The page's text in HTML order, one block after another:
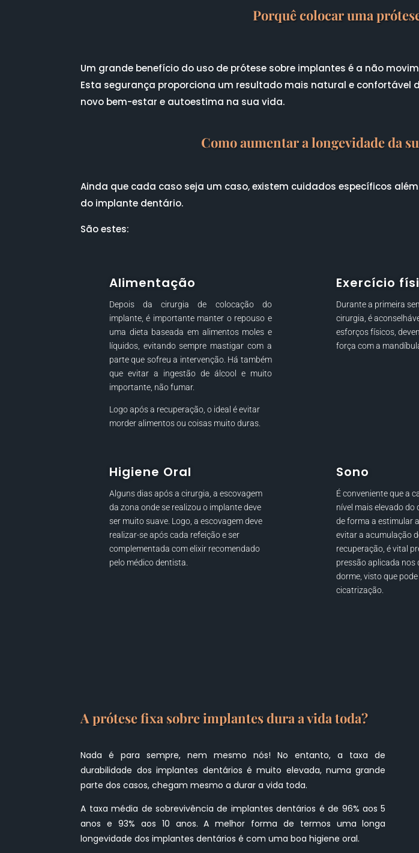
Porquê colocar uma
Um grande benefício do uso de prótese sobre implantes é a não
Esta segurança proporciona um resultado mais natural e
novo bem-estar e autoestima na sua vida.
Como aumentar a longevidade da
Ainda que cada caso seja um caso, existem cuidados específicos
do implante dentário.
São estes:
Alimentação
Depois da cirurgia de colocação do
implante, é importante manter o repouso e
uma dieta baseada em alimentos moles e
líquidos, evitando sempre mastigar com a
parte que sofreu a intervenção. Há também
que evitar a ingestão de álcool e muito
importante, não fumar.
Logo após a recuperação, o ideal é evitar
morder alimentos ou coisas muito duras.
Exercício
Durante a primeira
cirurgia, é
esforços físicos,
força com a
Higiene Oral
Alguns dias após a cirurgia, a escovagem
da zona onde se realizou o implante deve
ser muito suave. Logo, a escovagem deve
realizar-se após cada refeição e ser
complementada com elixir recomendado
pelo médico dentista.
Sono
É conveniente que a
nível mais elevado do
de forma a estimular
evitar a acumulação
recuperação, é vital
pressão aplicada nos
dorme, visto que
cicatrização.
A prótese fixa sobre implantes dura a vida toda?
Nada é para sempre, nem mesmo nós! No entanto, a taxa de
durabilidade dos implantes dentários é muito elevada, numa grande
parte dos casos, chegam mesmo a durar a vida toda.
A taxa média de sobrevivência de implantes dentários é de 96% aos 5
anos e 93% aos 10 anos. A melhor forma de termos uma longa
longevidade dos implantes dentários é com uma boa higiene oral.